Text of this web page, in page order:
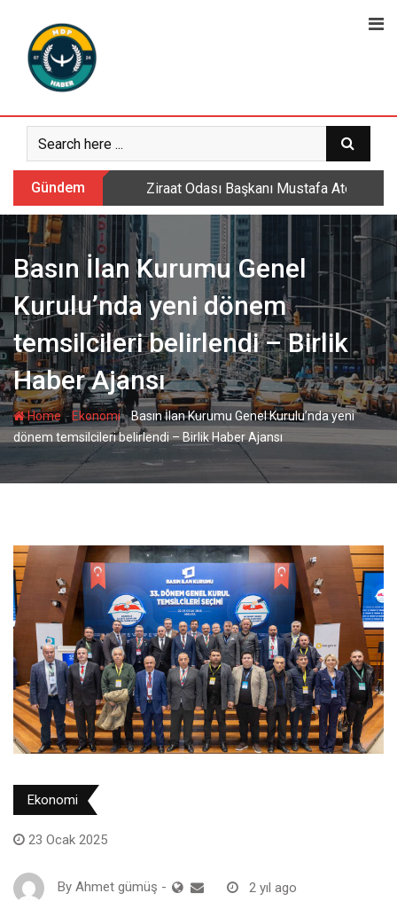
content
Gündem Ziraat Odası Başkanı Mustafa Ateş:
Basın İlan Kurumu Genel
Kurulu’nda yeni dönem
temsilcileri belirlendi – Birlik
Haber Ajansı
Home-Ekonomi-Basın İlan Kurumu Genel Kurulu’nda yeni
dönem temsilcileri belirlendi – Birlik Haber Ajansı
Ekonomi
23 Ocak 2025
By Ahmet gümüş - 2 yıl ago